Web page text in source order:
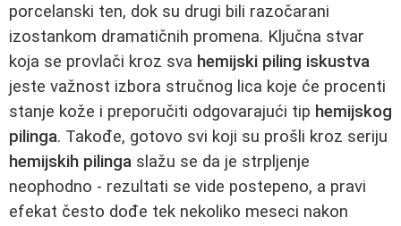
porcelanski ten, dok su drugi bili razočarani
izostankom dramatičnih promena. Ključna stvar
koja se provlači kroz sva hemijski piling iskustva
jeste važnost izbora stručnog lica koje će procenti
stanje kože i preporučiti odgovarajući tip hemijskog
pilinga. Takođe, gotovo svi koji su prošli kroz seriju
hemijskih pilinga slažu se da je strpljenje
neophodno - rezultati se vide postepeno, a pravi
efekat često dođe tek nekoliko meseci nakon